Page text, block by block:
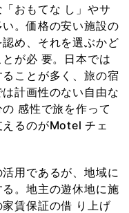
おもてな し」やサ
。価格の安い施設の
め、それを選ぶかど
が必 要。日本では
ことが多く、旅の宿
計画性のない自由な
感性で旅を作って
るのがMotel チェ
用であるが、地域に
。地主の遊休地に施
賃保証の借 り上げ